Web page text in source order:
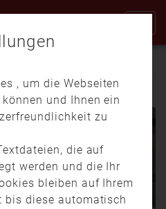
Video
, um die Webseiten
und Ihnen ein
zu
die auf
werden und die Ihr
bleiben auf Ihrem
bis diese automatisch